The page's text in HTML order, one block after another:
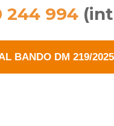
244 994(int
BANDO DM 219/2025